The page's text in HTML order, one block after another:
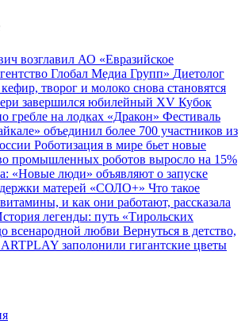
возглавил АО «Евразийское
Глобал Медиа Групп» Диетолог
творог и молоко снова становятся
завершился юбилейный XV Кубок
гребле на лодках «Дракон» Фестиваль
объединил более 700 участников из
Роботизация в мире бьет новые
промышленных роботов выросло на 15%
«Новые люди» объявляют о запуске
матерей «СОЛО+» Что такое
и как они работают, рассказала
легенды: путь «Тирольских
всенародной любви Вернуться в детство,
ARTPLAY заполонили гигантские цветы